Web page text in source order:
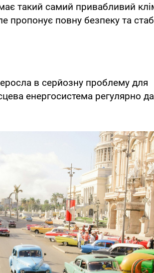
такий самий привабливий
пропонує повну безпеку та
в серйозну проблему для
енергосистема регулярно